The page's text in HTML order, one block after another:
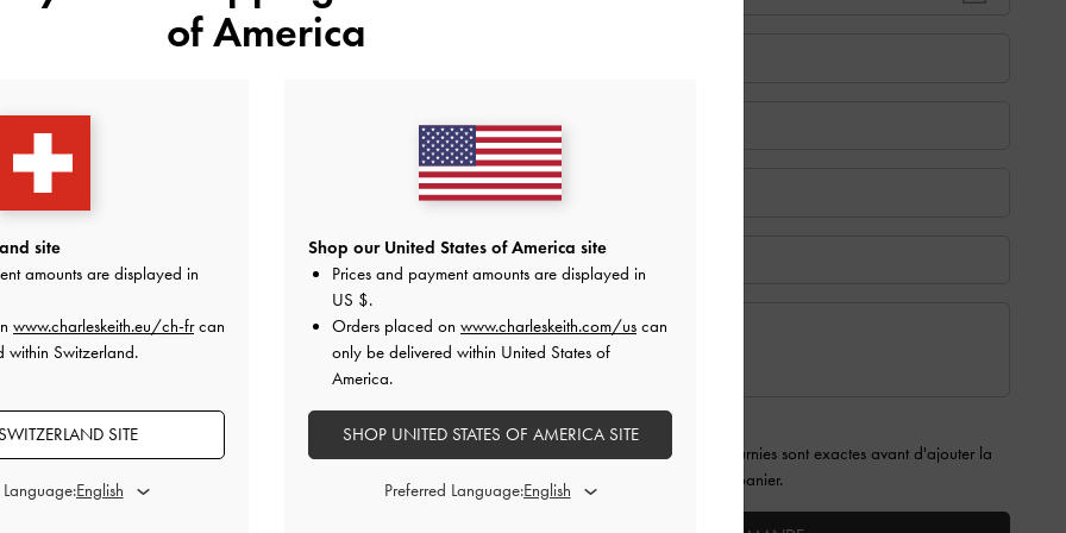
laquelle elle a
la date d'achat, et
prévu, via son
Veuillez vous assurer que les informations fournies sont exactes avant d'ajouter la
carte à votre panier.
of America
site
amounts are displayed in
www.charleskeith.eu/ch-frcan
within Switzerland.
SITE
Shop our United States of America site
Prices and payment amounts are displayed in
US $.
Orders placed on www.charleskeith.com/us can
only be delivered within United States of
America.
SHOP UNITED STATES OF AMERICA SITE
Preferred Language: